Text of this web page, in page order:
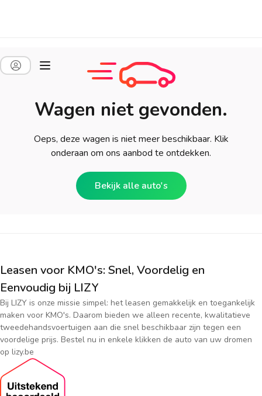
Wagen niet gevonden.
Oeps, deze wagen is niet meer beschikbaar. Klik
onderaan om ons aanbod te ontdekken.
Bekijk alle auto's
Leasen voor KMO's: Snel, Voordelig en
Eenvoudig bij LIZY
Bij LIZY is onze missie simpel: het leasen gemakkelijk en toegankelijk
maken voor KMO's. Daarom bieden we alleen recente, kwalitatieve
tweedehandsvoertuigen aan die snel beschikbaar zijn tegen een
voordelige prijs. Bestel nu in enkele klikken de auto van uw dromen
op lizy.be